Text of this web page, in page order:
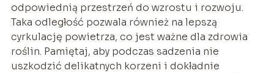
odpowiednią przestrzeń do wzrostu i rozwoju.
Taka odległość pozwala również na lepszą
cyrkulację powietrza, co jest ważne dla zdrowia
roślin. Pamiętaj, aby podczas sadzenia nie
uszkodzić delikatnych korzeni i dokładnie